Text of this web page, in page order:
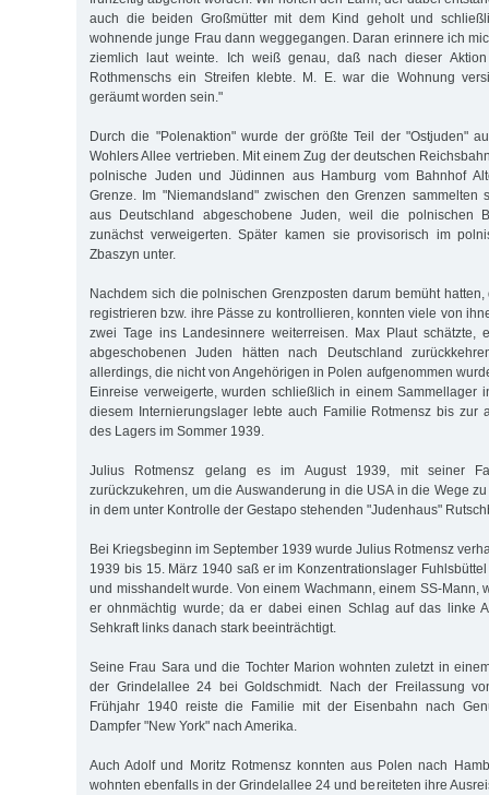
auch die beiden Großmütter mit dem Kind geholt und
wohnende junge Frau dann weggegangen. Daran erinnere ich
ziemlich laut weinte. Ich weiß genau, daß nach dieser
Rothmenschs ein Streifen klebte. M. E. war die Wohnung
geräumt worden sein."
Durch die "Polenaktion" wurde der größte Teil der "Ostjuden"
Wohlers Allee vertrieben. Mit einem Zug der deutschen
polnische Juden und Jüdinnen aus Hamburg vom Bahnhof
Grenze. Im "Niemandsland" zwischen den Grenzen sammelten
aus Deutschland abgeschobene Juden, weil die polnischen
zunächst verweigerten. Später kamen sie provisorisch im
Zbaszyn unter.
Nachdem sich die polnischen Grenzposten darum bemüht
registrieren bzw. ihre Pässe zu kontrollieren, konnten viele von
zwei Tage ins Landesinnere weiterreisen. Max Plaut schätzte,
abgeschobenen Juden hätten nach Deutschland
allerdings, die nicht von Angehörigen in Polen aufgenommen
Einreise verweigerte, wurden schließlich in einem Sammellager
diesem Internierungslager lebte auch Familie Rotmensz bis zur
des Lagers im Sommer 1939.
Julius Rotmensz gelang es im August 1939, mit seiner
zurückzukehren, um die Auswanderung in die USA in die Wege
in dem unter Kontrolle der Gestapo stehenden "Judenhaus"
Bei Kriegsbeginn im September 1939 wurde Julius Rotmensz
1939 bis 15. März 1940 saß er im Konzentrationslager
und misshandelt wurde. Von einem Wachmann, einem SS-Mann,
er ohnmächtig wurde; da er dabei einen Schlag auf das linke
Sehkraft links danach stark beeinträchtigt.
Seine Frau Sara und die Tochter Marion wohnten zuletzt in
der Grindelallee 24 bei Goldschmidt. Nach der Freilassung
Frühjahr 1940 reiste die Familie mit der Eisenbahn nach
Dampfer "New York" nach Amerika.
Auch Adolf und Moritz Rotmensz konnten aus Polen nach
wohnten ebenfalls in der Grindelallee 24 und bereiteten ihre